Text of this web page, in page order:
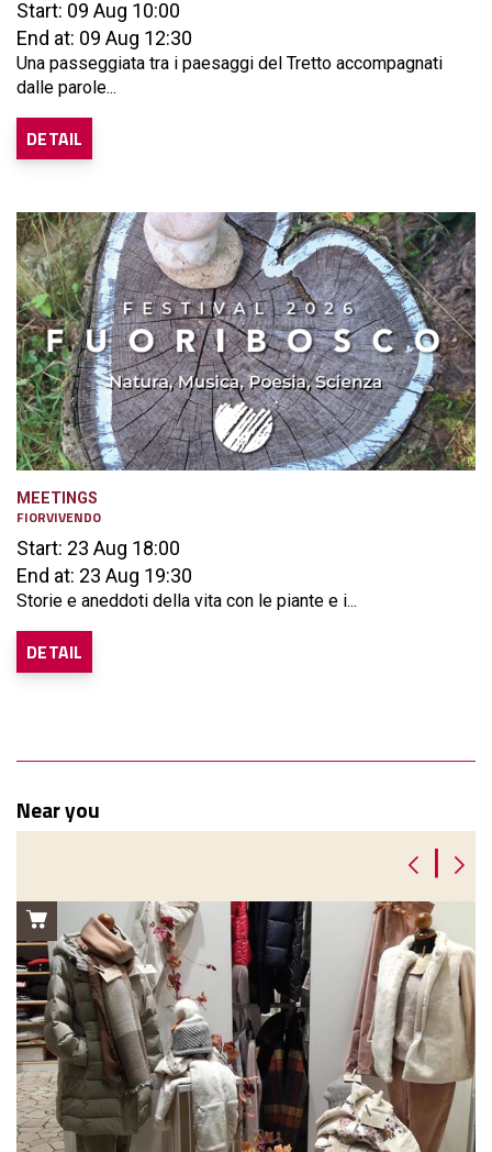
Start: 09 Aug 10:00
End at: 09 Aug 12:30
Una passeggiata tra i paesaggi del Tretto accompagnati
dalle parole...
DETAIL
MEETINGS
FIORVIVENDO
Start: 23 Aug 18:00
End at: 23 Aug 19:30
Storie e aneddoti della vita con le piante e i...
DETAIL
Near you
|